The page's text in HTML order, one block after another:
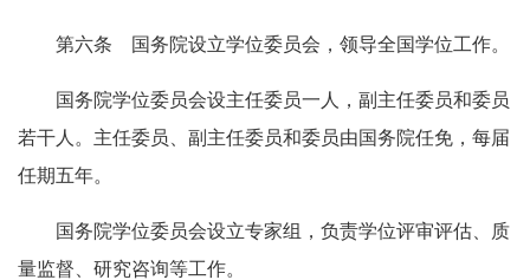
第六条 国务院设立学位委员会，领导全国学位工作。
国务院学位委员会设主任委员一人，副主任委员和委员
若干人。主任委员、副主任委员和委员由国务院任免，每届
任期五年。
国务院学位委员会设立专家组，负责学位评审评估、质
量监督、研究咨询等工作。